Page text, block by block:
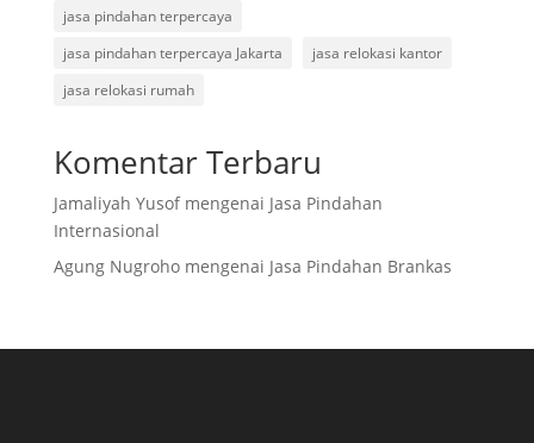
jasa pindahan terpercaya
jasa pindahan terpercaya Jakarta
jasa relokasi kantor
jasa relokasi rumah
Komentar Terbaru
Jamaliyah Yusofmengenai Jasa Pindahan
Internasional
Agung Nugrohomengenai Jasa Pindahan Brankas